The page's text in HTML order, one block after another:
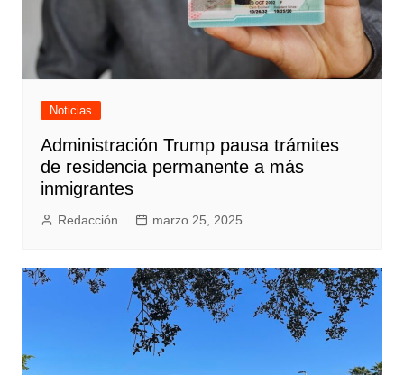
Noticias
Administración Trump pausa trámites
de residencia permanente a más
inmigrantes
Redacción marzo 25, 2025